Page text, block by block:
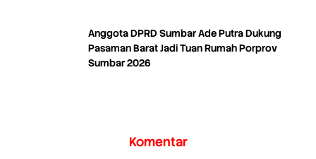
Anggota DPRD Sumbar Ade Putra Dukung
Pasaman Barat Jadi Tuan Rumah Porprov
Sumbar 2026
Komentar